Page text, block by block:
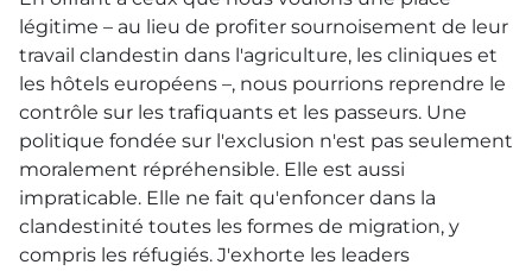
légitime – au lieu de profiter sournoisement de leur
travail clandestin dans l'agriculture, les cliniques et
les hôtels européens –, nous pourrions reprendre le
contrôle sur les trafiquants et les passeurs. Une
politique fondée sur l'exclusion n'est pas seulement
moralement répréhensible. Elle est aussi
impraticable. Elle ne fait qu'enfoncer dans la
clandestinité toutes les formes de migration, y
compris les réfugiés. J'exhorte les leaders